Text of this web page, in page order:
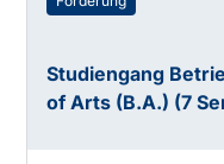
Studiengang
of Arts (B.A.) (7